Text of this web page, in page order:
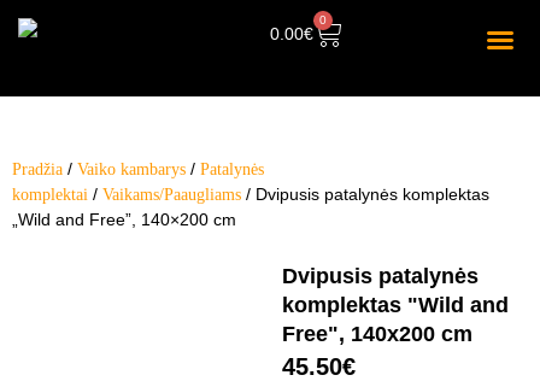
0.00€
0
Pradžia / Vaiko kambarys / Patalynės
komplektai / Vaikams/Paaugliams / Dvipusis patalynės komplektas
„Wild and Free”, 140×200 cm
Dvipusis patalynės
komplektas "Wild and
Free", 140x200 cm
45.50€